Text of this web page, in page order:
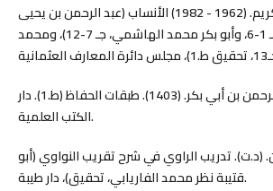
السمعاني، عبد الكريم. (1962 - 1982) الأنساب (عبد الرحمن بن يحيى
المعلمي اليماني، جـ 1-6، وأبو بكر محمد الهاشمي، جـ 7-12)، ومحمد
السيوطي، عبد الرحمن بن أبي بكر. (1403). طبقات الحفاظ (ط.1). دار
الكتب العلمية.
(د.ت). تدريب الراوي في شرح تقريب النواوي (أبو
قتيبة نظر محمد الفاريابي، تحقيق)، دار طيبة.